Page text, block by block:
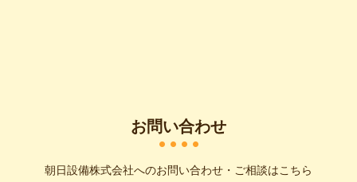
お問い合わせ
朝日設備株式会社へのお問い合わせ・ ご相談はこちら